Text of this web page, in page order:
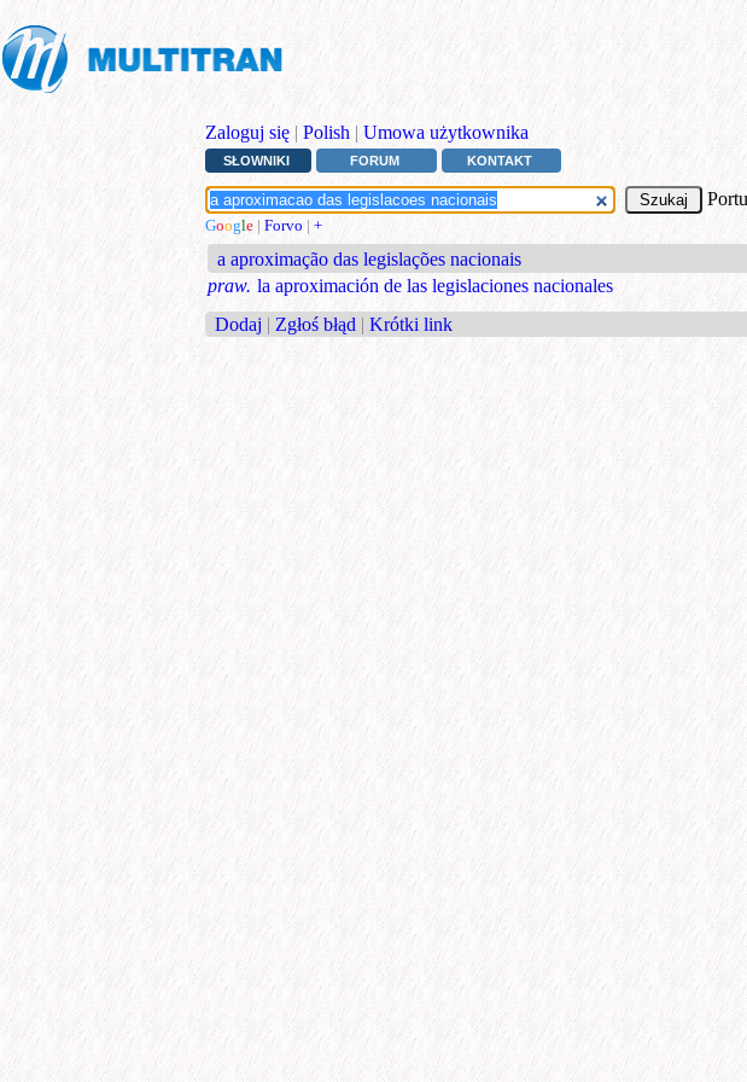
Zaloguj się | Polish | Umowa użytkownika
SŁOWNIKI FORUM KONTAKT
Google | Forvo | +
a aproximação das legislações nacionais
praw. la aproximación de las legislaciones nacionales
Dodaj | Zgłoś błąd | Krótki link